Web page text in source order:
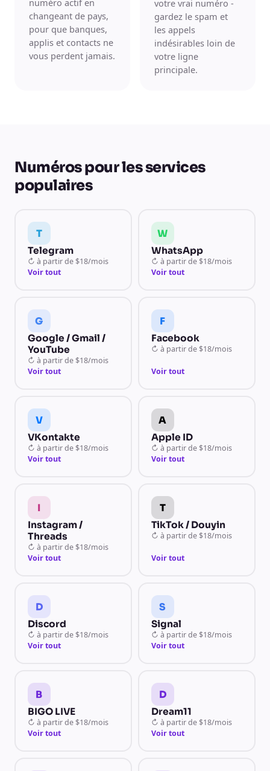
changeant de pays,
pour que banques,
applis et contacts ne
vous perdent jamais.
votre vrai numéro -
gardez le spam et
les appels
indésirables loin de
votre ligne
principale.
Numéros pour les services
populaires
T
Telegram
↻ à partir de $18/mois
Voir tout
W
WhatsApp
↻ à partir de $18/mois
Voir tout
G
Google / Gmail /
YouTube
↻ à partir de $18/mois
Voir tout
F
Facebook
↻ à partir de $18/mois
Voir tout
V
VKontakte
↻ à partir de $18/mois
Voir tout
A
Apple ID
↻ à partir de $18/mois
Voir tout
I
Instagram /
Threads
↻ à partir de $18/mois
Voir tout
T
TikTok / Douyin
↻ à partir de $18/mois
Voir tout
D
Discord
↻ à partir de $18/mois
Voir tout
S
Signal
↻ à partir de $18/mois
Voir tout
B
BIGO LIVE
↻ à partir de $18/mois
Voir tout
D
Dream11
↻ à partir de $18/mois
Voir tout